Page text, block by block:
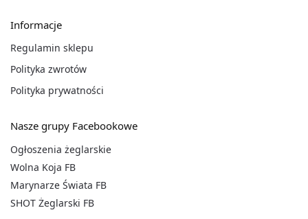
Informacje
Regulamin sklepu
Polityka zwrotów
Polityka prywatności
Nasze grupy Facebookowe
Ogłoszenia żeglarskie
Wolna Koja FB
Marynarze Świata FB
SHOT Żeglarski FB